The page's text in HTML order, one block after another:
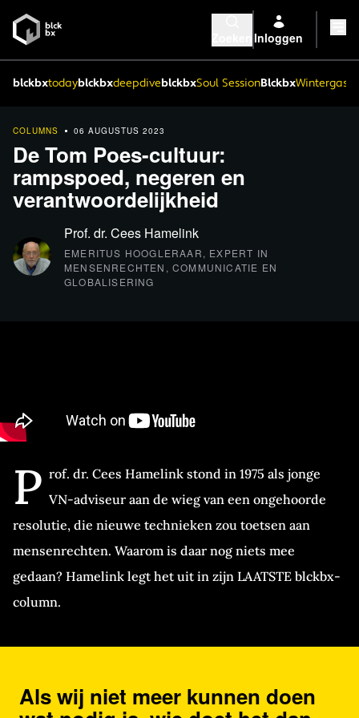
Inloggen
blckbxtodayblckbxdeepdiveblckbxSoul SessionBlckbx
COLUMNS 06 AUGUSTUS 2023
De Tom Poes-cultuur:
rampspoed, negeren en
verantwoordelijkheid
Prof. dr. Cees Hamelink
EMERITUS HOOGLERAAR, EXPERT IN
MENSENRECHTEN, COMMUNICATIE EN
GLOBALISERING
P rof. dr. Cees Hamelink stond in 1975 als jonge
VN-adviseur aan de wieg van een ongehoorde
resolutie, die nieuwe technieken zou toetsen aan
mensenrechten. Waarom is daar nog niets mee
gedaan? Hamelink legt het uit in zijn LAATSTE blckbx-
column.
Als wij niet meer kunnen doen